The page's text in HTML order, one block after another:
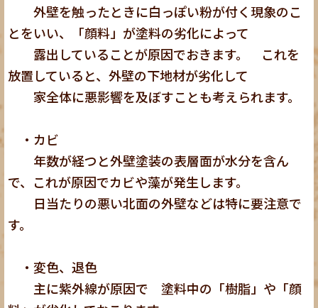
外壁を触ったときに白っぽい粉が付く現象のこ
とをいい、「顔料」が塗料の劣化によって
露出していることが原因でおきます。 これを
放置していると、外壁の下地材が劣化して
家全体に悪影響を及ぼすことも考えられます。
・カビ
年数が経つと外壁塗装の表層面が水分を含ん
で、これが原因でカビや藻が発生します。
日当たりの悪い北面の外壁などは特に要注意で
す。
・変色、退色
主に紫外線が原因で 塗料中の「樹脂」や「顔